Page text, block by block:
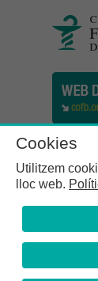
Cookies
Utilitzem
lloc web.